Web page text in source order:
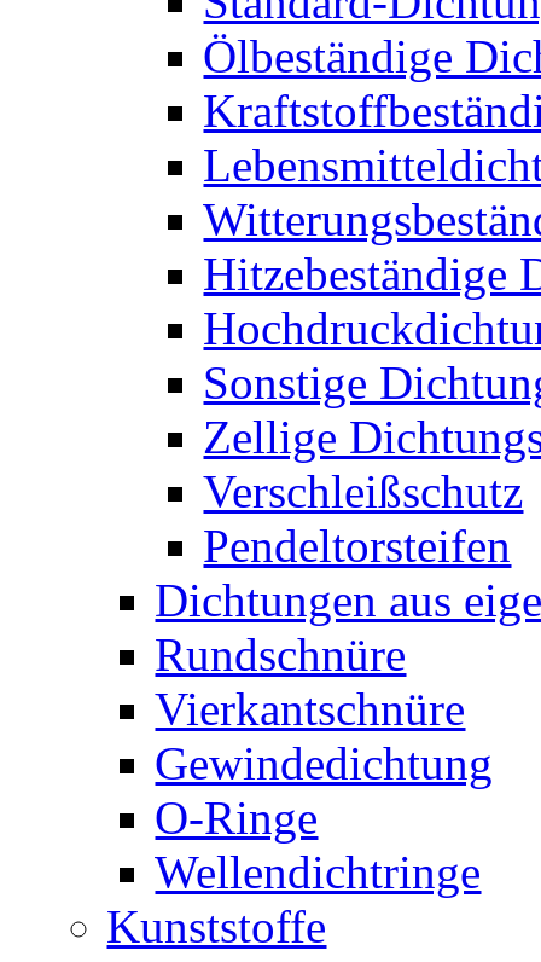
Ölbeständige
Hitzebeständige
Sonstige
Zellige
Verschleißschutz
Pendeltorsteifen
Dichtungen aus
Rundschnüre
Vierkantschnüre
Gewindedichtung
O-Ringe
Wellendichtringe
Kunststoffe